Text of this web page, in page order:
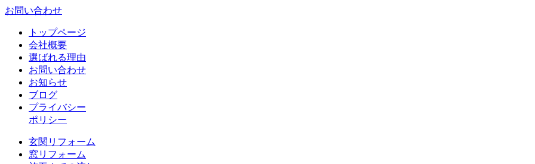
お問い合わせ
トップページ
会社概要
選ばれる理由
お問い合わせ
お知らせ
ブログ
プライバシー
ポリシー
玄関リフォーム
窓リフォーム